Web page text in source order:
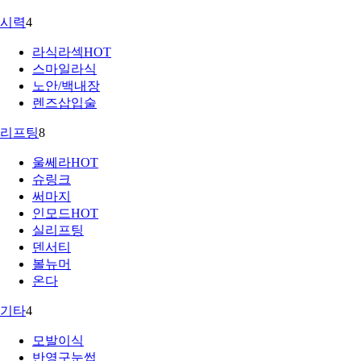
시력4
라식라섹HOT
스마일라식
노안/백내장
렌즈삽입술
리프팅8
울쎄라HOT
슈링크
써마지
인모드HOT
실리프팅
덴서티
볼뉴머
온다
기타4
모발이식
반영구눈썹